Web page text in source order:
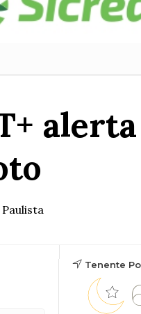
Tenente